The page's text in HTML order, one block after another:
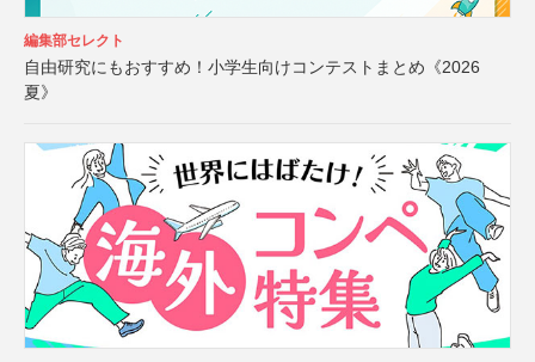
編集部セレクト
自由研究にもおすすめ！小学生向けコンテストまとめ《2026
夏》